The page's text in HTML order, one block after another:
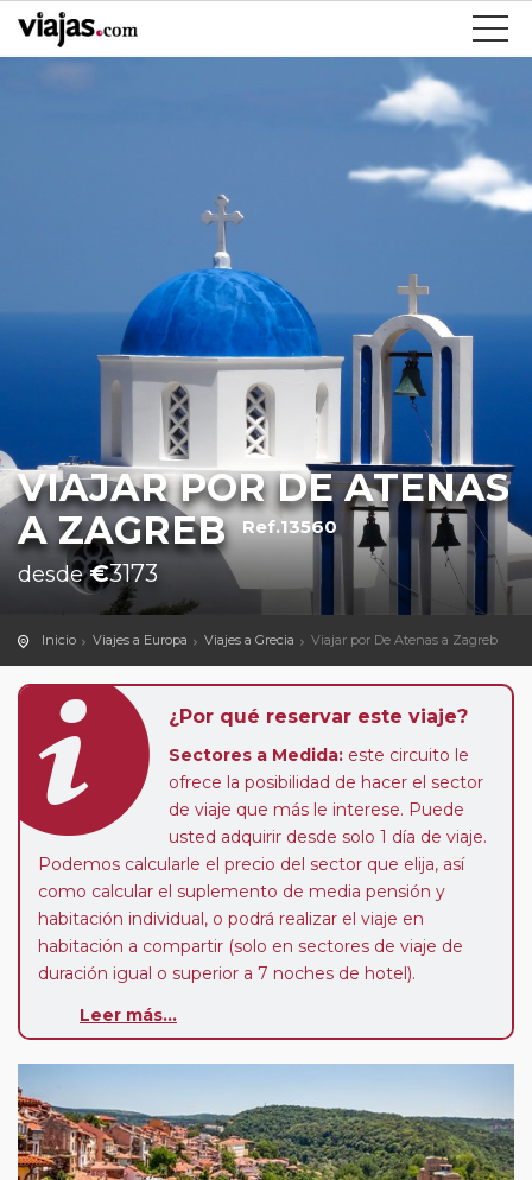
VIAJAR POR DE ATENAS
A ZAGREB
Ref.13560
desde€3173
Inicio Viajes a Europa Viajes a Grecia Viajar por De Atenas a Zagreb
¿Por qué reservar este viaje?
Sectores a Medida: este circuito le
ofrece la posibilidad de hacer el sector
de viaje que más le interese. Puede
usted adquirir desde solo 1 día de viaje.
Podemos calcularle el precio del sector que elija, así
como calcular el suplemento de media pensión y
habitación individual, o podrá realizar el viaje en
habitación a compartir (solo en sectores de viaje de
duración igual o superior a 7 noches de hotel).
Pasajero Club:este circuito, en cualquier época del
nuestro Club de Pasajeros (cuya obtención se realiza
tras rellenar el cuestionario de satisfacción en "Mi viaje")
o los que estén en luna de miel contarán con un
Leer más...